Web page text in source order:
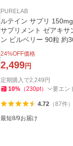
PURELAB
ルテイン サプリ
サプリメント ゼアキサ
ン ビルベリー 90粒 約
24%OFF価格
2,499円
定期購入で2,249円
10% （230pt） 要エン
4.72 （87件）
最短8/9お届け